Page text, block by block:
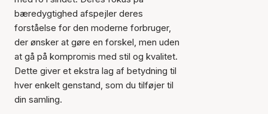
bæredygtighed afspejler deres
forståelse for den moderne forbruger,
der ønsker at gøre en forskel, men uden
at gå på kompromis med stil og kvalitet.
Dette giver et ekstra lag af betydning til
hver enkelt genstand, som du tilføjer til
din samling.